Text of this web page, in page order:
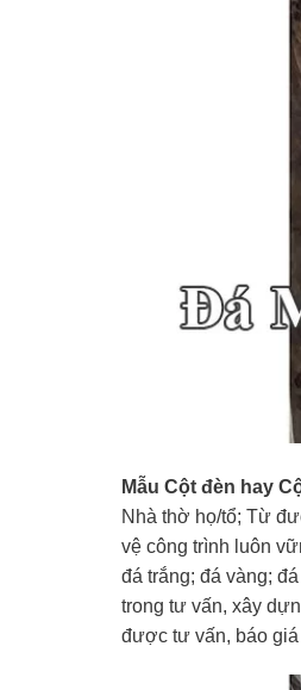
Mẫu Cột đèn hay
Nhà thờ họ/tổ; Từ
vệ công trình luôn
đá trắng; đá vàng;
trong tư vấn, xây
được tư vấn, báo giá